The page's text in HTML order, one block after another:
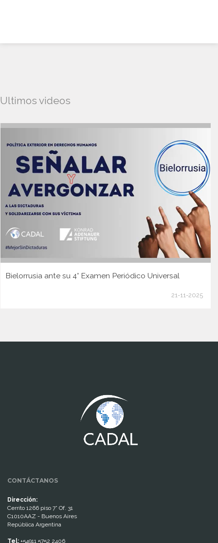
Ultimos videos
Bielorrusia ante su 4° Examen Periódico Universal
21-11-2025
CONTÁCTANOS
Dirección:
Cerrito 1266 piso 7° Of. 31
C1010AAZ - Buenos Aires
República Argentina
Tel: +54911 5752 2406